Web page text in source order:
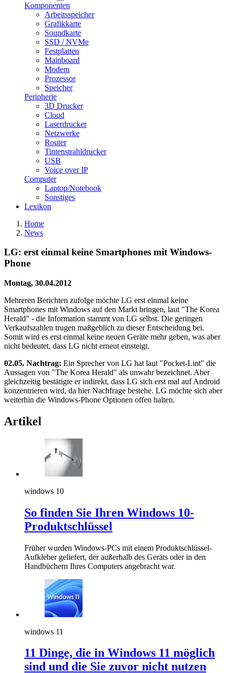
Komponenten
Arbeitsspeicher
Grafikkarte
Soundkarte
SSD / NVMe
Festplatten
Mainboard
Modem
Prozessor
Speicher
Peripherie
3D Drucker
Cloud
Laserdrucker
Netzwerke
Router
Tintenstrahldrucker
USB
Voice over IP
Computer
Laptop/Notebook
Sonstiges
Lexikon
Home
News
LG: erst einmal keine Smartphones mit Windows-
Phone
Montag, 30.04.2012
Mehreren Berichten zufolge möchte LG erst einmal keine
Smartphones mit Windows auf den Markt bringen, laut "The Korea
Herald" - die Information stammt von LG selbst. Die geringen
Verkaufszahlen trugen maßgeblich zu dieser Entscheidung bei.
Somit wird es erst einmal keine neuen Geräte mehr geben, was aber
nicht bedeutet, dass LG nicht erneut einsteigt.
02.05. Nachtrag: Ein Sprecher von LG hat laut "Pocket-Lint" die
Aussagen von "The Korea Herald" als unwahr bezeichnet. Aber
gleichzeitig bestätigte er indirekt, dass LG sich erst mal auf Android
konzentrieren wird, da hier Nachfrage bestehe. LG möchte sich aber
weiterhin die Windows-Phone Optionen offen halten.
Artikel
windows 10
So finden Sie Ihren Windows 10-
Produktschlüssel
Früher wurden Windows-PCs mit einem Produktschlüssel-
Aufkleber geliefert, der außerhalb des Geräts oder in den
Handbüchern Ihres Computers angebracht war.
windows 11
11 Dinge, die in Windows 11 möglich
sind und die Sie zuvor nicht nutzen